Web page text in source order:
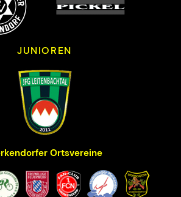
JUNIOREN
Ortsvereine